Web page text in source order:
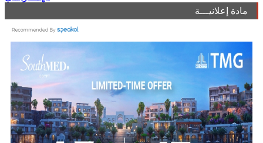
مادة إعلانيـــة